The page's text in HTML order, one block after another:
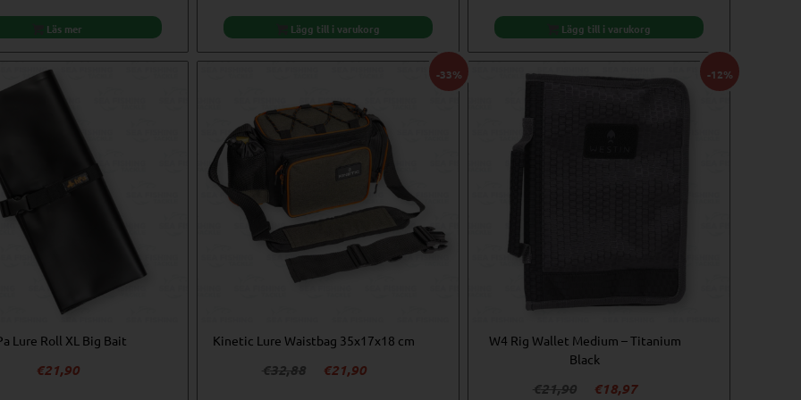
Läs mer Lägg till i varukorg Lägg till i varukorg
Lure Roll XL Big Bait
€21,90
-33%
Kinetic Lure Waistbag 35x17x18 cm
€32,88
Det
€21,90Det
-12%
W4 Rig Wallet Medium – Titanium
Black
€21,90
Det
€18,97Det